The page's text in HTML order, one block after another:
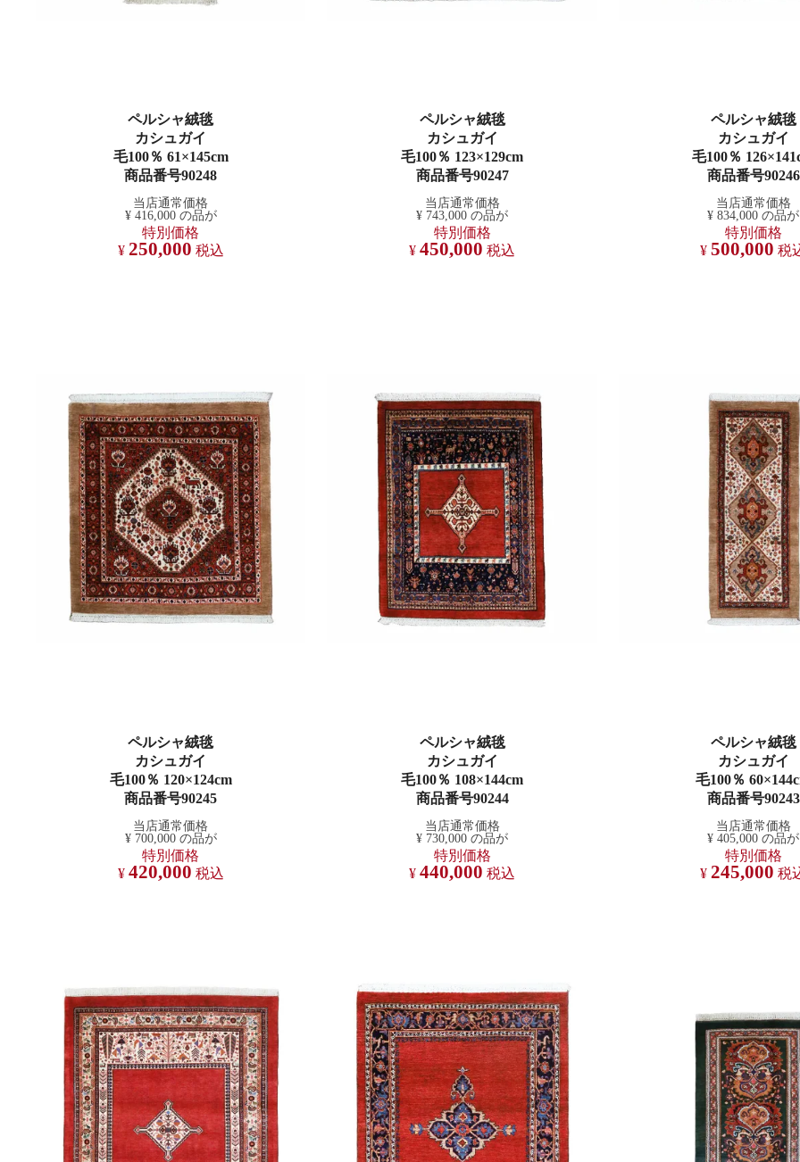
ペルシャ絨毯
カシュガイ
毛100％ 61×145cm
商品番号90248
当店通常価格
¥ 416,000 の品が
特別価格
¥ 250,000 税込
ペルシャ絨毯
カシュガイ
毛100％ 123×129cm
商品番号90247
当店通常価格
¥ 743,000 の品が
特別価格
¥ 450,000 税込
ペルシャ絨毯
カシュガイ
毛100％
商品番号90246
当店通常価格
¥ 834,000 の品が
特別価格
¥ 500,000 税
ペルシャ絨毯
カシュガイ
毛100％ 120×124cm
商品番号90245
当店通常価格
¥ 700,000 の品が
特別価格
¥ 420,000 税込
ペルシャ絨毯
カシュガイ
毛100％ 108×144cm
商品番号90244
当店通常価格
¥ 730,000 の品が
特別価格
¥ 440,000 税込
ペルシャ絨毯
カシュガイ
毛100％
商品番号90243
当店通常価格
¥ 405,000 の品が
特別価格
¥ 245,000 税